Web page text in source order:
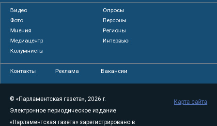
Видео
Опросы
Фото
Персоны
Мнения
Регионы
Медиацентр
Интервью
Колумнисты
Контакты Реклама Вакансии
© «Парламентская газета», 2026 г.
Электронное периодическое издание
«Парламентская газета» зарегистрировано в
Карта сайта